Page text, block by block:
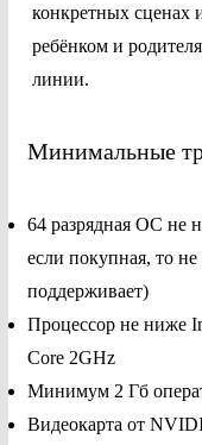
конкретных сценах
ребёнком и
линии.
Минимальные
64 разрядная ОС не
если покупная, то
поддерживает)
Процессор не ниже
Core 2GHz
Минимум 2 Гб
Видеокарта от